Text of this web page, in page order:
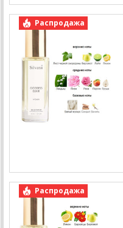
Распродажа
Распродажа